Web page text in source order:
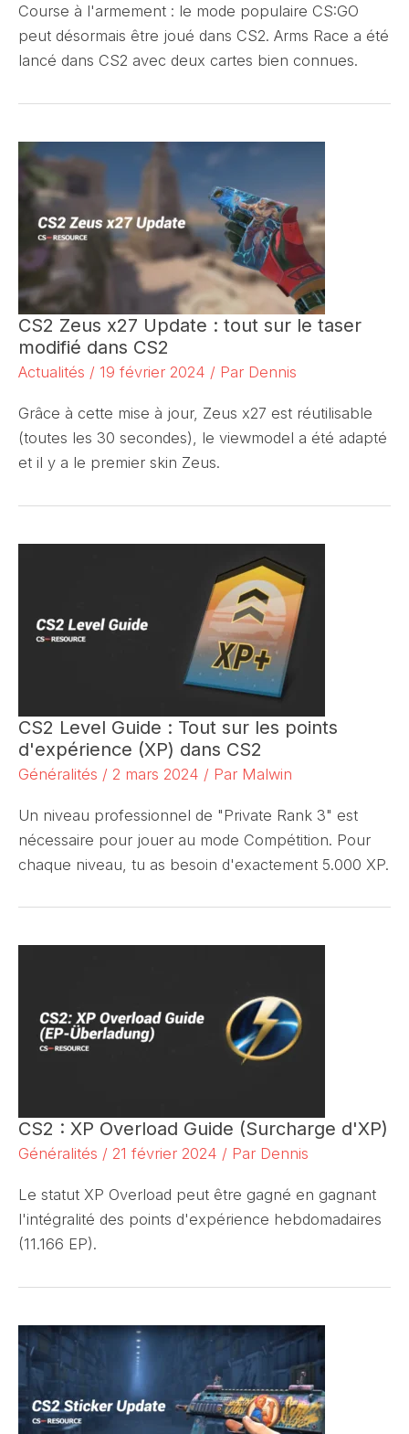
Course à l'armement : le mode populaire CS:GO
peut désormais être joué dans CS2. Arms Race a été
lancé dans CS2 avec deux cartes bien connues.
CS2 Zeus x27 Update : tout sur le taser
modifié dans CS2
Actualités / 19 février 2024 / Par Dennis
Grâce à cette mise à jour, Zeus x27 est réutilisable
(toutes les 30 secondes), le viewmodel a été adapté
et il y a le premier skin Zeus.
CS2 Level Guide : Tout sur les points
d'expérience (XP) dans CS2
Généralités / 2 mars 2024 / Par Malwin
Un niveau professionnel de "Private Rank 3" est
nécessaire pour jouer au mode Compétition. Pour
chaque niveau, tu as besoin d'exactement 5.000 XP.
CS2 : XP Overload Guide (Surcharge d'XP)
Généralités / 21 février 2024 / Par Dennis
Le statut XP Overload peut être gagné en gagnant
l'intégralité des points d'expérience hebdomadaires
(11.166 EP).